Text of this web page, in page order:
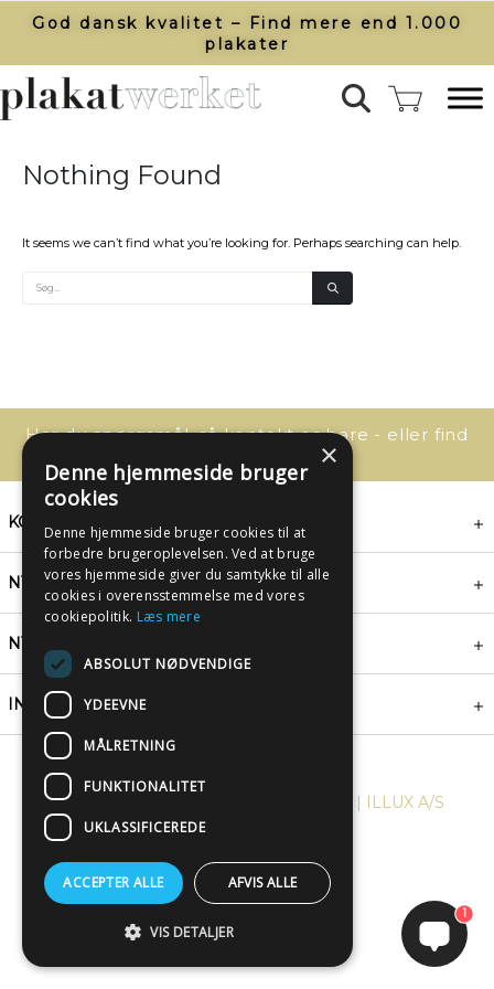
God dansk kvalitet – Find mere end 1.000
plakater​
Nothing Found
It seems we can’t find what you’re looking for. Perhaps searching can help.
Har du spørgsmål, så kontakt os bare - eller find
KONTAKT
NYHEDSBREV
NYTTIGE LINKS
INSPIRATION
COPYRIGHT © 2024, PLAKATWERKET | ILLUX A/S
1
×
Denne hjemmeside bruger
cookies
Denne hjemmeside bruger cookies til at
forbedre brugeroplevelsen. Ved at bruge
vores hjemmeside giver du samtykke til alle
cookies i overensstemmelse med vores
cookiepolitik. Læs mere
ABSOLUT NØDVENDIGE
YDEEVNE
MÅLRETNING
FUNKTIONALITET
UKLASSIFICEREDE
ACCEPTER ALLE AFVIS ALLE
VIS DETALJER